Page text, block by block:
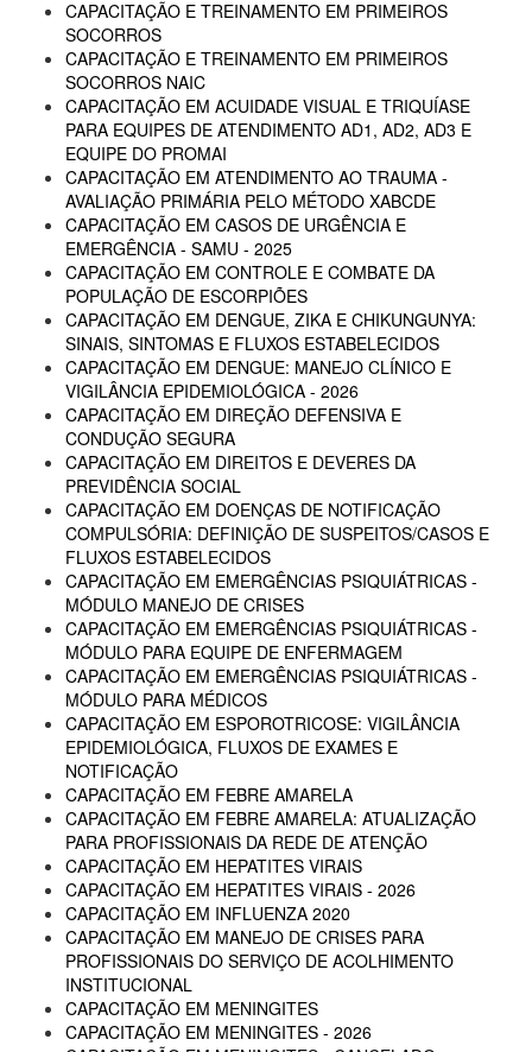
CAPACITAÇÃO E TREINAMENTO EM PRIMEIROS
SOCORROS
CAPACITAÇÃO E TREINAMENTO EM PRIMEIROS
SOCORROS NAIC
CAPACITAÇÃO EM ACUIDADE VISUAL E TRIQUÍASE
PARA EQUIPES DE ATENDIMENTO AD1, AD2, AD3 E
EQUIPE DO PROMAI
CAPACITAÇÃO EM ATENDIMENTO AO TRAUMA -
AVALIAÇÃO PRIMÁRIA PELO MÉTODO XABCDE
CAPACITAÇÃO EM CASOS DE URGÊNCIA E
EMERGÊNCIA - SAMU - 2025
CAPACITAÇÃO EM CONTROLE E COMBATE DA
POPULAÇÃO DE ESCORPIÕES
CAPACITAÇÃO EM DENGUE, ZIKA E CHIKUNGUNYA:
SINAIS, SINTOMAS E FLUXOS ESTABELECIDOS
CAPACITAÇÃO EM DENGUE: MANEJO CLÍNICO E
VIGILÂNCIA EPIDEMIOLÓGICA - 2026
CAPACITAÇÃO EM DIREÇÃO DEFENSIVA E
CONDUÇÃO SEGURA
CAPACITAÇÃO EM DIREITOS E DEVERES DA
PREVIDÊNCIA SOCIAL
CAPACITAÇÃO EM DOENÇAS DE NOTIFICAÇÃO
COMPULSÓRIA: DEFINIÇÃO DE SUSPEITOS/CASOS E
FLUXOS ESTABELECIDOS
CAPACITAÇÃO EM EMERGÊNCIAS PSIQUIÁTRICAS -
MÓDULO MANEJO DE CRISES
CAPACITAÇÃO EM EMERGÊNCIAS PSIQUIÁTRICAS -
MÓDULO PARA EQUIPE DE ENFERMAGEM
CAPACITAÇÃO EM EMERGÊNCIAS PSIQUIÁTRICAS -
MÓDULO PARA MÉDICOS
CAPACITAÇÃO EM ESPOROTRICOSE: VIGILÂNCIA
EPIDEMIOLÓGICA, FLUXOS DE EXAMES E
NOTIFICAÇÃO
CAPACITAÇÃO EM FEBRE AMARELA
CAPACITAÇÃO EM FEBRE AMARELA: ATUALIZAÇÃO
PARA PROFISSIONAIS DA REDE DE ATENÇÃO
CAPACITAÇÃO EM HEPATITES VIRAIS
CAPACITAÇÃO EM HEPATITES VIRAIS - 2026
CAPACITAÇÃO EM INFLUENZA 2020
CAPACITAÇÃO EM MANEJO DE CRISES PARA
PROFISSIONAIS DO SERVIÇO DE ACOLHIMENTO
INSTITUCIONAL
CAPACITAÇÃO EM MENINGITES
CAPACITAÇÃO EM MENINGITES - 2026